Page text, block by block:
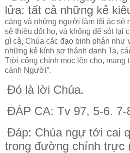
lửa: tất cả những kẻ
căng và những người làm tội ác sẽ
sẽ thiêu đốt họ, và không để sót lại
gì cả, Chúa các đạo binh phán như
những kẻ kính sợ thánh danh Ta,
Trời công chính mọc lên cho, mang
cánh Người”.
Đó là lời Chúa.
ĐÁP CA: Tv 97, 5-6. 7-
Đáp: Chúa ngự tới cai
trong đường chính trực